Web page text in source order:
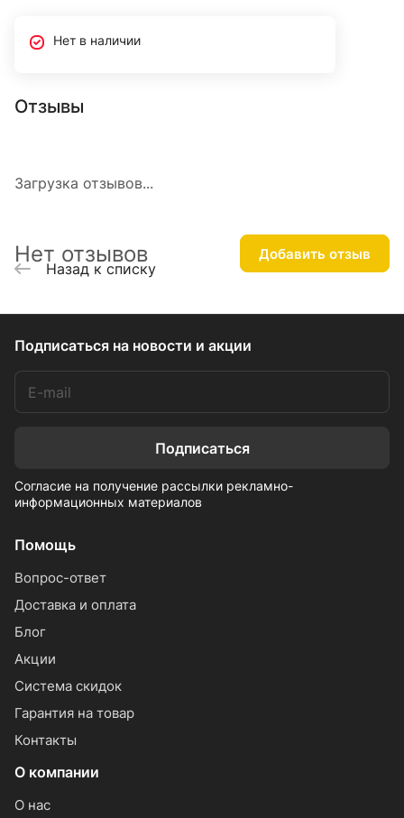
Нет в наличии
Отзывы
Загрузка отзывов...
Нет отзывов Добавить отзыв
Назад к списку
Подписаться на новости и акции
Подписаться
Согласие на получение рассылки рекламно-
информационных материалов
Помощь
Вопрос-ответ
Доставка и оплата
Блог
Акции
Система скидок
Гарантия на товар
Контакты
О компании
О нас